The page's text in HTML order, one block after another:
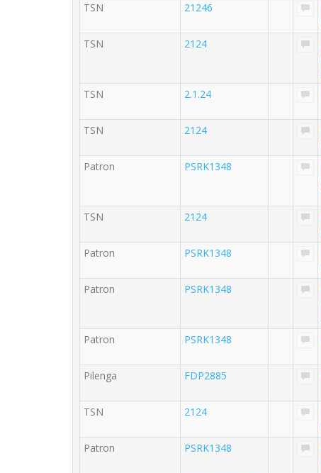
TSN 21246
TSN 2124
TSN 2.1.24
TSN 2124
Patron PSRK1348
TSN 2124
Patron PSRK1348
Patron PSRK1348
Patron PSRK1348
Pilenga FDP2885
TSN 2124
Patron PSRK1348